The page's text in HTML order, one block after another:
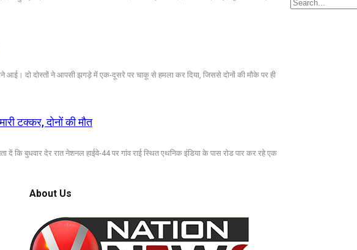
आई। दो दोस्तों ने आपसी झगड़े में एक-दूसरे पर चाकू से हमला कर दिया, जिससे दोनों की मौके पर ही
टक्कर, दोनों की मौत
दें कि बुधवार देर रात नेशनल हाईवे-44 पर गांव राई स्थित एथनिक इंडिया के पास रोड पार कर रहे एक
About Us